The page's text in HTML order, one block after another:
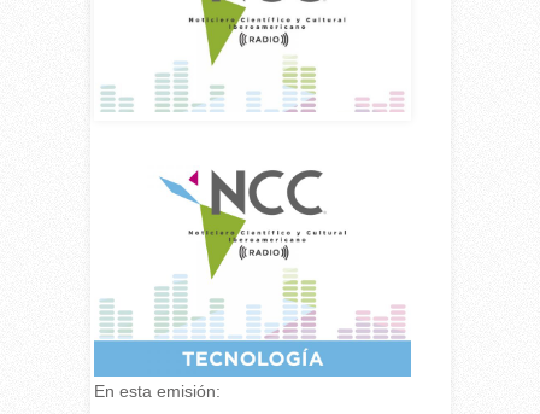
En esta emisión: